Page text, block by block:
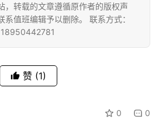
，转载的文章遵循原作者的版权声
值班编辑予以删除。 联系方式：
赞 (1)
0 0